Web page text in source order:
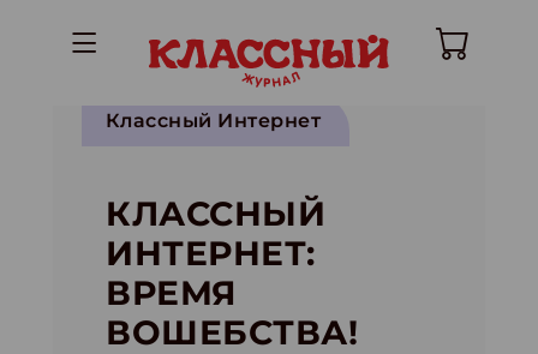
Классный Интернет
КЛАССНЫЙ
ИНТЕРНЕТ:
ВРЕМЯ
ВОШЕБСТВА!